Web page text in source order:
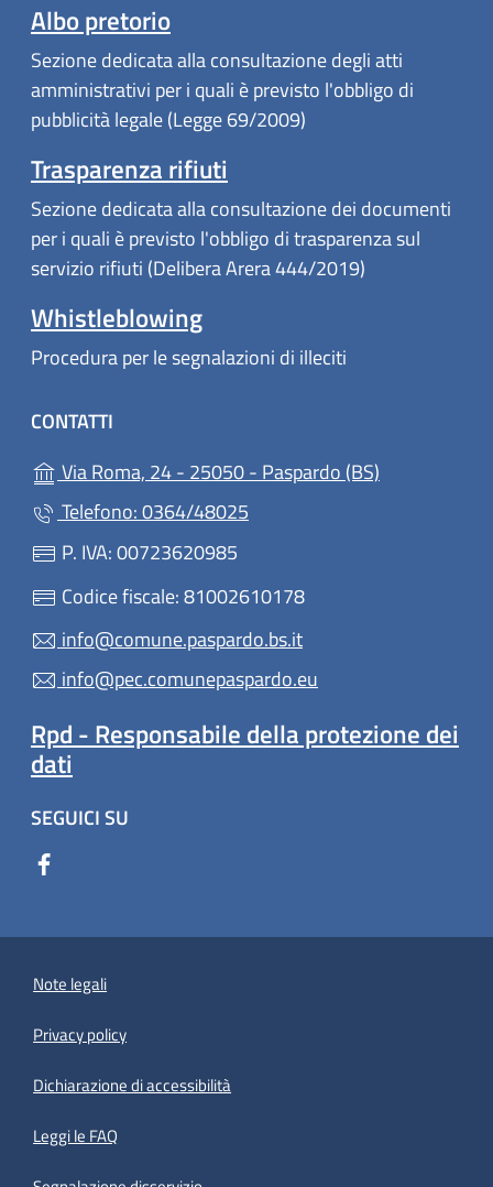
Albo pretorio
Sezione dedicata alla consultazione degli atti
amministrativi per i quali è previsto l'obbligo di
pubblicità legale (Legge 69/2009)
Trasparenza rifiuti
Sezione dedicata alla consultazione dei documenti
per i quali è previsto l'obbligo di trasparenza sul
servizio rifiuti (Delibera Arera 444/2019)
Whistleblowing
Procedura per le segnalazioni di illeciti
CONTATTI
Via Roma, 24 - 25050 - Paspardo (BS)
Telefono: 0364/48025
P. IVA: 00723620985
Codice fiscale: 81002610178
info@comune.paspardo.bs.it
info@pec.comunepaspardo.eu
Rpd - Responsabile della protezione dei
dati
SEGUICI SU
Note legali
Privacy policy
Dichiarazione di accessibilità
Leggi le FAQ